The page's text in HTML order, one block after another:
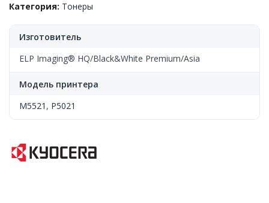
Категория: Тонеры
Изготовитель
ELP Imaging® HQ/Black&White Premium/Asia
Модель принтера
M5521 , P5021